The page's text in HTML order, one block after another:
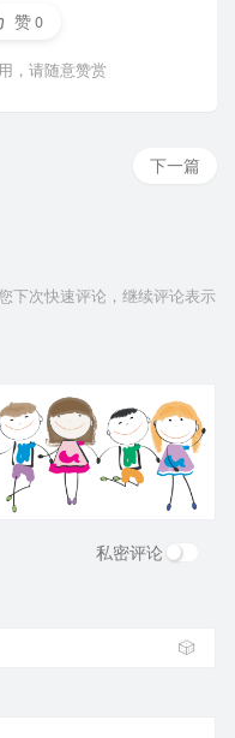
赞0
，请随意赞赏
下一篇
下次快速评论，继续评论表示
私密评论
🎲